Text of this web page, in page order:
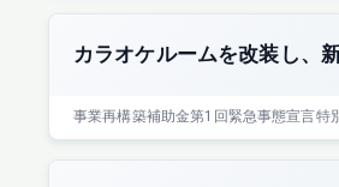
カラオケルームを改装し、
事業再構築補助金第1回緊急事態宣言特